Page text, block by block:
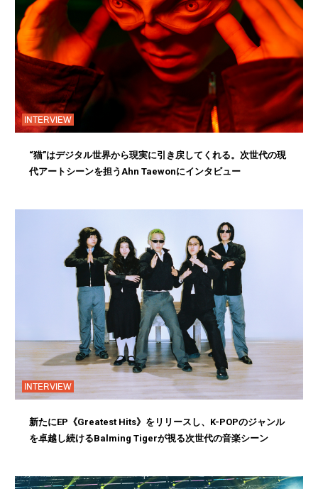
INTERVIEW
“猫”はデジタル世界から現実に引き戻してくれる。次世代の現
代アートシーンを担うAhn Taewonにインタビュー
INTERVIEW
新たにEP《Greatest Hits》をリリースし、K-POPのジャンル
を卓越し続けるBalming Tigerが視る次世代の音楽シーン